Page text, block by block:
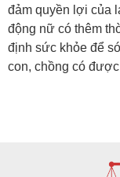
đảm quyền lợi của
động nữ có thêm
định sức khỏe để
con, chồng có